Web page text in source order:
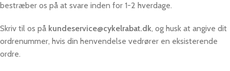
bestræber os på at svare inden for 1-2 hverdage.
Skriv til os på kundeservice@cykelrabat.dk, og husk at angive dit
ordrenummer, hvis din henvendelse vedrører en eksisterende
ordre.